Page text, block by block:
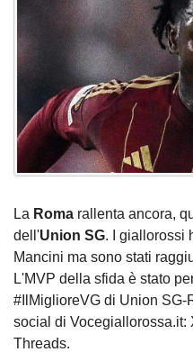
La Roma rallenta ancora,
dell'Union SG. I giallorossi
Mancini ma sono stati
L'MVP della sfida è stato
#IlMiglioreVG di Union SG-
social di Vocegiallorossa.it:
Threads.